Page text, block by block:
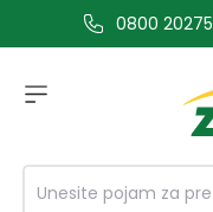
glavni sadržaj0800 20275